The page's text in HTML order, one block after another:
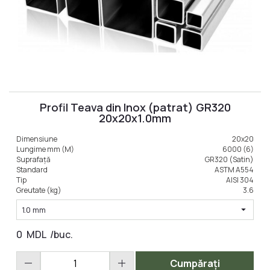
Profil Teava din Inox (patrat) GR320
20x20x1.0mm
Dimensiune
20x20
Lungime mm (M)
6000 (6)
Suprafață
GR320 (Satin)
Standard
ASTM A554
Tip
AISI 304
Greutate (kg)
3.6
1.0 mm arrow_drop_down
0 MDL /buc.
remove add Cumpărați